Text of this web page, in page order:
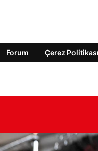
Forum Çerez Politikası